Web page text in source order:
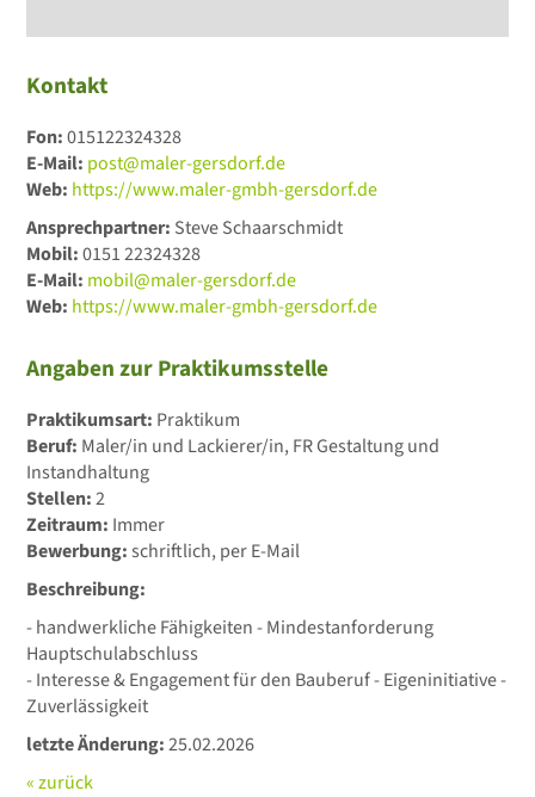
Kontakt
Fon:015122324328
E-Mail: post@maler-gersdorf.de
Web: https://www.maler-gmbh-gersdorf.de
Ansprechpartner: Steve Schaarschmidt
Mobil:0151 22324328
E-Mail: mobil@maler-gersdorf.de
Web: https://www.maler-gmbh-gersdorf.de
Angaben zur Praktikumsstelle
Praktikumsart: Praktikum
Beruf: Maler/in und Lackierer/in, FR Gestaltung und
Instandhaltung
Stellen:2
Zeitraum: Immer
Bewerbung:schriftlich, per E-Mail
Beschreibung:
- handwerkliche Fähigkeiten - Mindestanforderung
Hauptschulabschluss
- Interesse & Engagement für den Bauberuf - Eigeninitiative -
Zuverlässigkeit
letzte Änderung:25.02.2026
« zurück